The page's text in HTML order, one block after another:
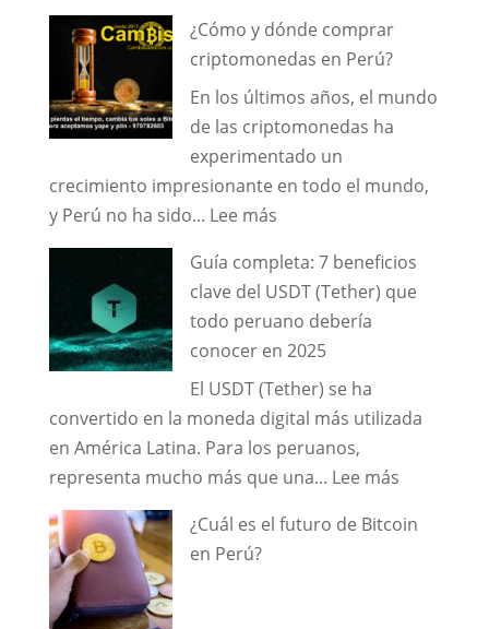
Crypto
for
Cash
in
Lima
Safely
and
Quickly
🌟
comprar
Bitcoin
–
PERU
¿Cómo y dónde comprar
criptomonedas en Perú?
En los últimos años, el mundo
de las criptomonedas ha
experimentado un
crecimiento impresionante en todo el mundo,
y Perú no ha sido... Lee más:
y
dónde
comprar
criptomonedas
en
Perú?
Guía completa: 7 beneficios
clave del USDT (Tether) que
todo peruano debería
conocer en 2025
El USDT (Tether) se ha
convertido en la moneda digital más utilizada
en América Latina. Para los peruanos,
representa mucho más que una... Lee más:
completa:
¿Cuál es el futuro de Bitcoin
en Perú?